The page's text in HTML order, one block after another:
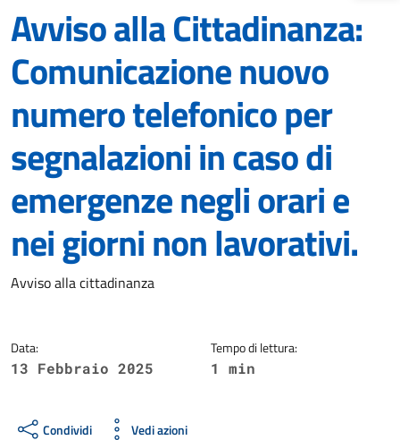
Avviso alla Cittadinanza:
Comunicazione nuovo
numero telefonico per
segnalazioni in caso di
emergenze negli orari e
nei giorni non lavorativi.
Dettagli della notizia
Avviso alla cittadinanza
Data:
13 Febbraio 2025
Tempo di lettura:
1 min
Condividi Vedi azioni